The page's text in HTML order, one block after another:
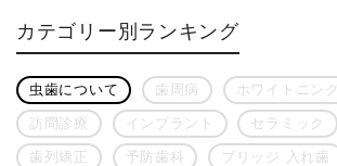
カテゴリー別ランキング
虫歯について 歯周病 ホワイトニング
訪問診療 インプラント セラミック
歯列矯正 予防歯科 ブリッジ 入れ歯